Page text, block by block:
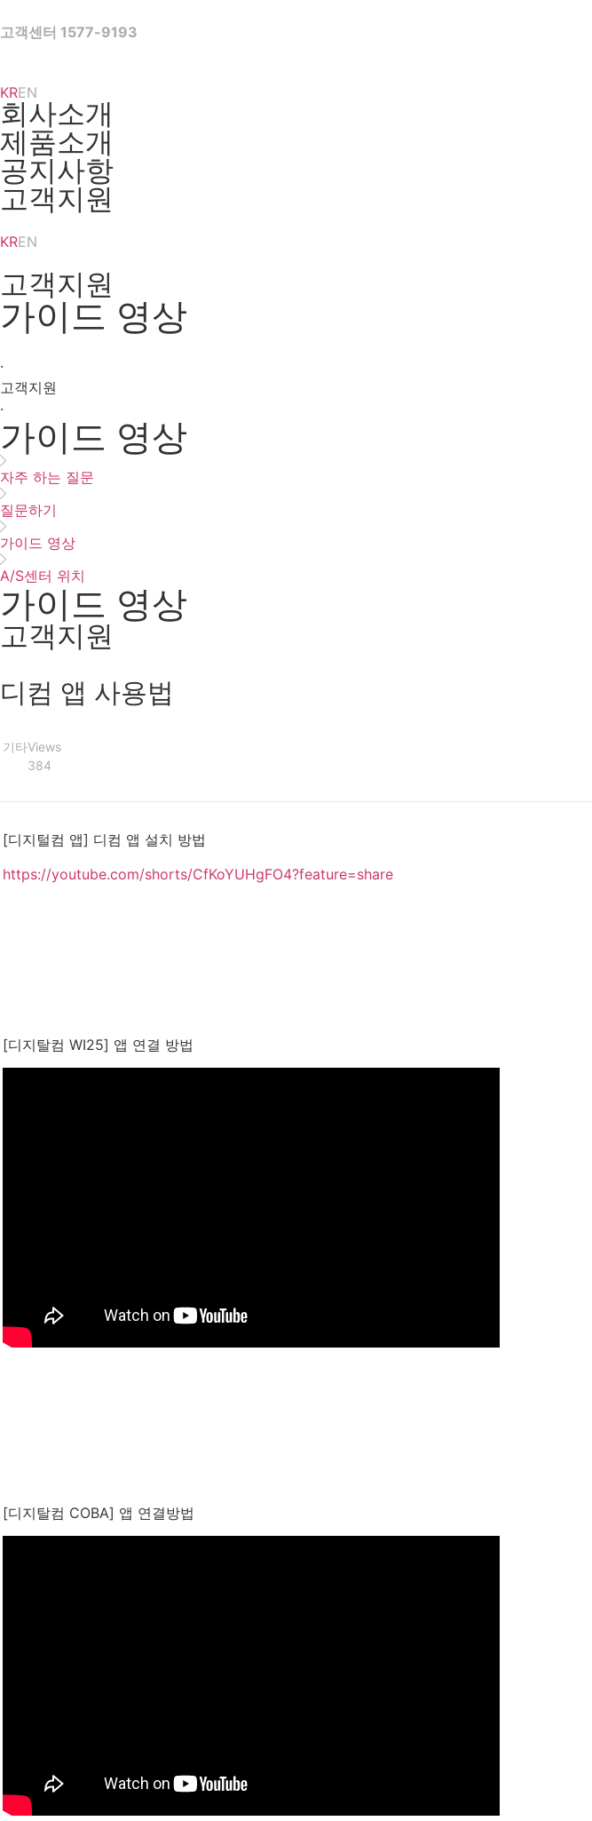
to
고객센터 1577-9193
KREN
회사소개
제품소개
공지사항
고객지원
KREN
고객지원
가이드 영상
·
고객지원
·
가이드 영상
자주 하는 질문
질문하기
가이드 영상
A/S센터 위치
가이드 영상
고객지원
디컴 앱 사용법
기타Views
384
[디지털컴 앱] 디컴 앱 설치 방법
https://youtube.com/shorts/CfKoYUHgFO4?feature=share
[디지탈컴 WI25] 앱 연결 방법
[디지탈컴 COBA] 앱 연결방법